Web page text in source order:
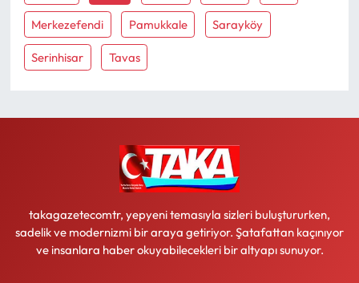
Merkezefendi Pamukkale Sarayköy
Serinhisar Tavas
takagazetecomtr, yepyeni temasıyla sizleri buluştururken,
sadelik ve modernizmi bir araya getiriyor. Şatafattan kaçınıyor
ve insanlara haber okuyabilecekleri bir altyapı sunuyor.